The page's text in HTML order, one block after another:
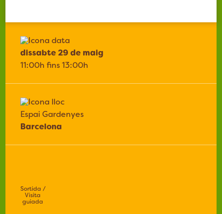
dissabte 29 de maig
11:00h fins 13:00h
Espai Gardenyes
Barcelona
Sortida /
Visita
guiada